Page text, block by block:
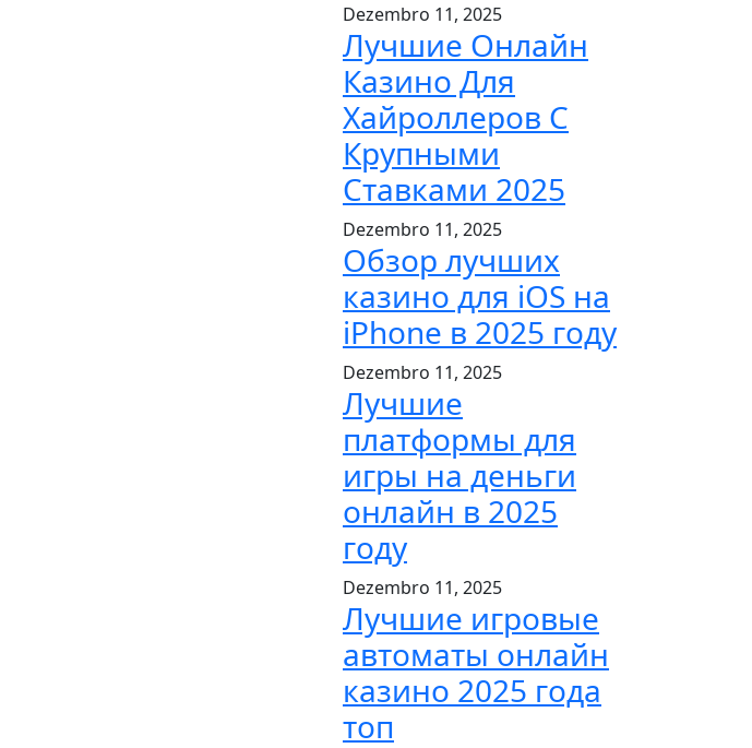
Dezembro 11, 2025
Лучшие Онлайн
Казино Для
Хайроллеров С
Крупными
Ставками 2025
Dezembro 11, 2025
Обзор лучших
казино для iOS на
iPhone в 2025 году
Dezembro 11, 2025
Лучшие
платформы для
игры на деньги
онлайн в 2025
году
Dezembro 11, 2025
Лучшие игровые
автоматы онлайн
казино 2025 года
топ